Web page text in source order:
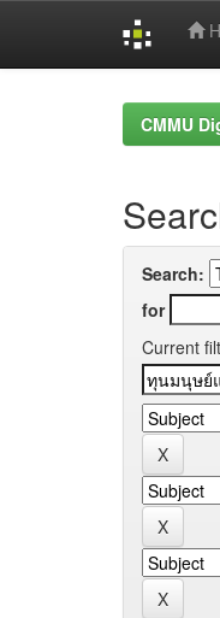
CMMU
Search:
for
Current